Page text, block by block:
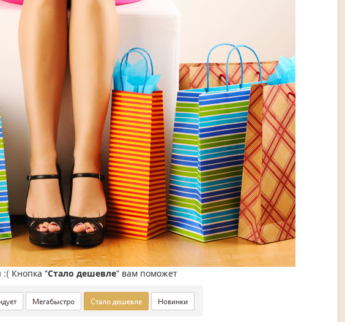
:( Кнопка "Стало дешевле" вам поможет